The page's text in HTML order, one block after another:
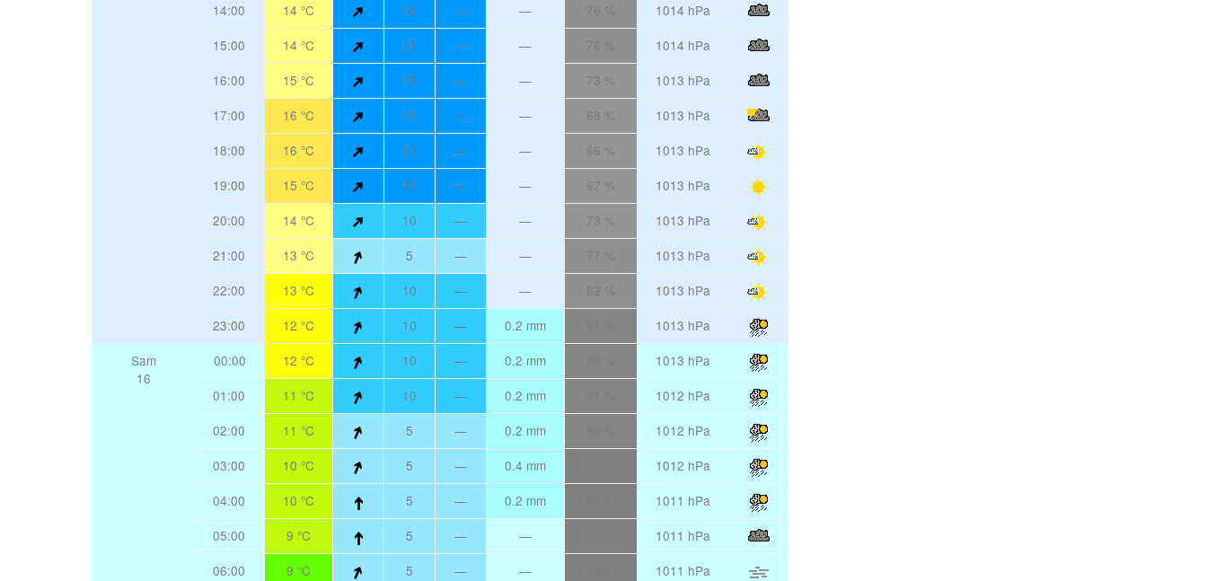
14:00
14 °C 15 — —
1014 hPa
15:00
14 °C 15 — —
1014 hPa
16:00
15 °C 15 — — 73 %
1013 hPa
17:00
16 °C 15 — — 68 %
1013 hPa
18:00
16 °C 15 — — 66 %
1013 hPa
19:00
15 °C 15 — — 67 %
1013 hPa
20:00
14 °C 10 — — 73 %
1013 hPa
21:00
13 °C 5 — —
1013 hPa
22:00
13 °C 10 — —
1013 hPa
23:00
12 °C 10 — 0.2 mm
1013 hPa
Sam
16
00:00 12 °C 10 — 0.2 mm
1013 hPa
01:00
11 °C 10 — 0.2 mm
1012 hPa
02:00
11 °C 5 — 0.2 mm
1012 hPa
03:00
10 °C 5 — 0.4 mm
1012 hPa
04:00
10 °C 5 — 0.2 mm
1011 hPa
05:00
9 °C 5 — —
1011 hPa
06:00
9 °C 5 — —
1011 hPa